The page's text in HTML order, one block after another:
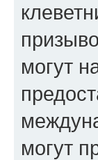
могут
могут